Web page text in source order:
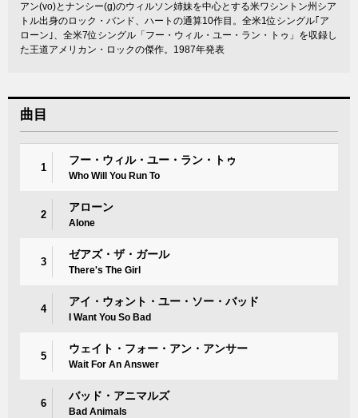
アン(vo)とナンシー(g)のウィルソン姉妹を中心とする米ワシントン州シア
トル出身のロック・バンド、ハートの通算10作目。全米1位シングル｢ア
ローン｣、全米7位シングル「フー・ウィル・ユー・ラン・トゥ」を収録し
た王道アメリカン・ロックの傑作。1987年発表
曲目
1
フー・ウィル・ユー・ラン・トゥ
Who Will You Run To
2
アローン
Alone
3
ゼアズ・ザ・ガール
There's The Girl
4
アイ・ウォント・ユー・ソー・バッド
I Want You So Bad
5
ウェイト・フォー・アン・アンサー
Wait For An Answer
6
バッド・アニマルズ
Bad Animals